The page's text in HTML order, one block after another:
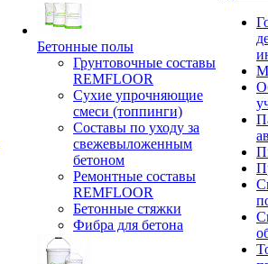
Бетонные полы
Грунтовочные составы
REMFLOOR
Сухие упрочняющие
смеси (топпинги)
Составы по уходу за
свежевыложенным
бетоном
Ремонтные составы
REMFLOOR
Бетонные стяжки
Фибра для бетона